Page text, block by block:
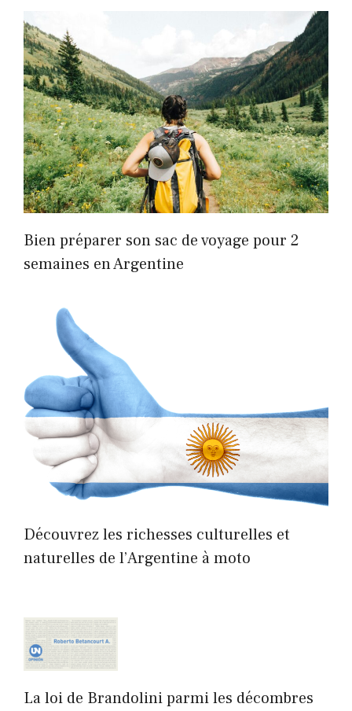
Bien préparer son sac de voyage pour 2
semaines en Argentine
Découvrez les richesses culturelles et
naturelles de l’Argentine à moto
La loi de Brandolini parmi les décombres